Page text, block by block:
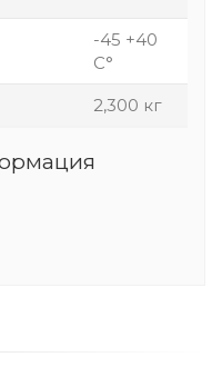
-45 +40
С°
2,300 кг